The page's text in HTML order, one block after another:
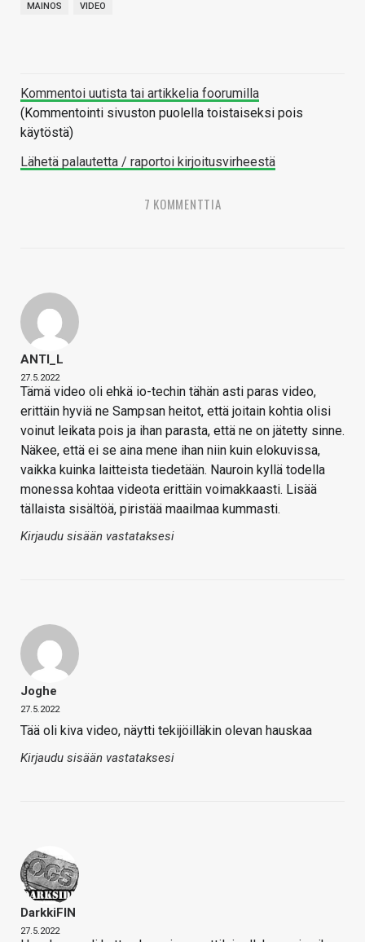
MAINOS VIDEO
Kommentoi uutista tai artikkelia foorumilla
(Kommentointi sivuston puolella toistaiseksi pois
käytöstä)
Lähetä palautetta / raportoi kirjoitusvirheestä
7 KOMMENTTIA
ANTI_L
27.5.2022
Tämä video oli ehkä io-techin tähän asti paras video,
erittäin hyviä ne Sampsan heitot, että joitain kohtia olisi
voinut leikata pois ja ihan parasta, että ne on jätetty sinne.
Näkee, että ei se aina mene ihan niin kuin elokuvissa,
vaikka kuinka laitteista tiedetään. Nauroin kyllä todella
monessa kohtaa videota erittäin voimakkaasti. Lisää
tällaista sisältöä, piristää maailmaa kummasti.
Kirjaudu sisään vastataksesi
Joghe
27.5.2022
Tää oli kiva video, näytti tekijöilläkin olevan hauskaa
Kirjaudu sisään vastataksesi
DarkkiFIN
27.5.2022